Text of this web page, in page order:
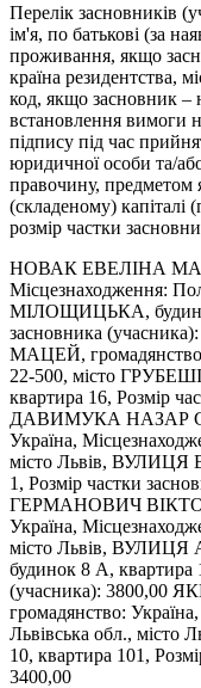
Перелік засновників
ім'я, по батькові (за
проживання, якщо
країна резидентства,
код, якщо засновник –
встановлення вимоги
підпису під час
юридичної особи та/
правочину, предметом
(складеному)
розмір частки
НОВАК ЕВЕЛІНА
Місцезнаходження:
МІЛОЩИЦЬКА, будинок
засновника
МАЦЕЙ,
22-500, місто
квартира 16, Розмір
ДАВИМУКА НАЗАР
Україна,
місто Львів,
1, Розмір частки
ГЕРМАНОВИЧ
Україна,
місто Львів,
будинок 8 А, квартира
(учасника):
громадянство:
Львівська обл.,
10, квартира 101,
3400,00